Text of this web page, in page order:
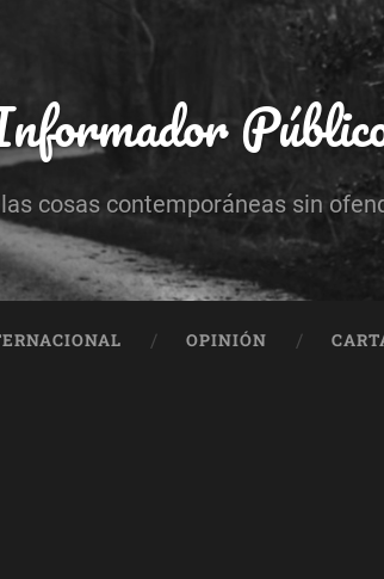
cosas contemporáneas sin
OPINIÓN